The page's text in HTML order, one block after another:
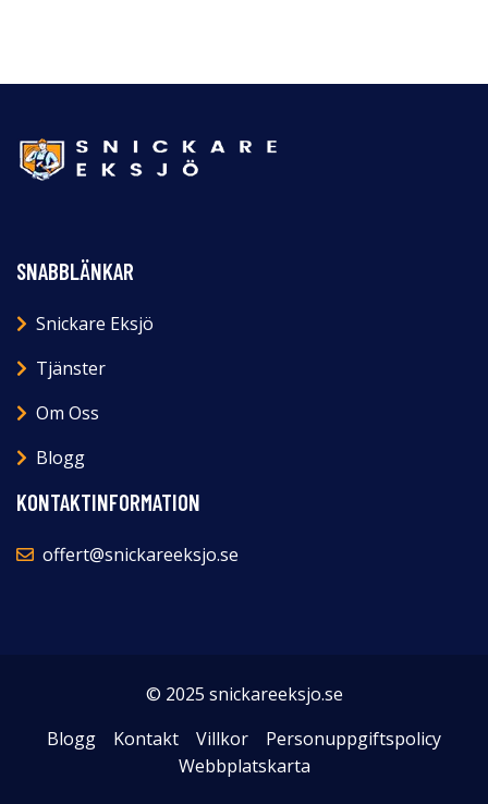
SNABBLÄNKAR
Snickare Eksjö
Tjänster
Om Oss
Blogg
KONTAKTINFORMATION
offert@snickareeksjo.se
© 2025 snickareeksjo.se
Blogg
Kontakt Villkor
Personuppgiftspolicy
Webbplatskarta